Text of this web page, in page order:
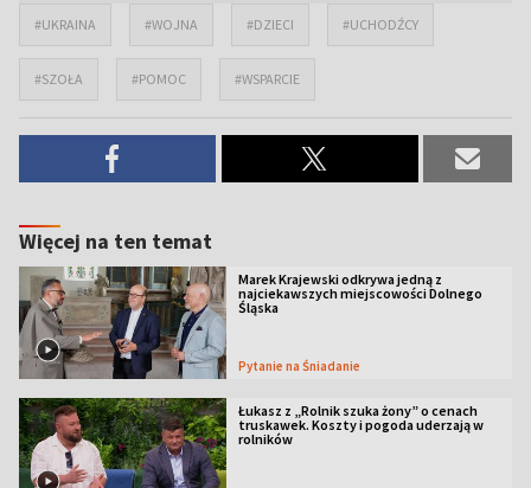
#UKRAINA #WOJNA #DZIECI #UCHODŹCY
#SZOŁA #POMOC #WSPARCIE
Więcej na ten temat
Marek Krajewski odkrywa jedną z
najciekawszych miejscowości Dolnego
Śląska
Pytanie na Śniadanie
Łukasz z „Rolnik szuka żony” o cenach
truskawek. Koszty i pogoda uderzają w
rolników